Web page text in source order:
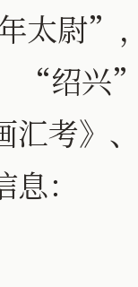
尉”，
绍兴”
汇考》
：